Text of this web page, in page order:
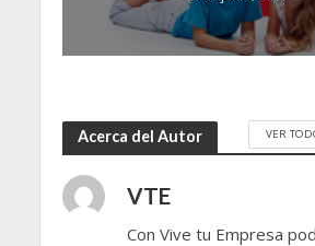
Acerca del Autor VER
VTE
Con Vive tu Empresa